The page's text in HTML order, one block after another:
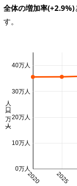
全体の増加率(+2.9%)
す。
2020 2025
0万人
10万人
20万人
30万人
40万人
人口 (万人)